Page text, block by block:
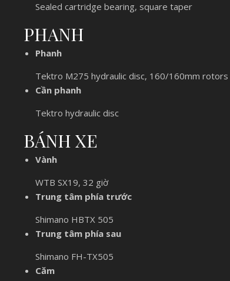
Sealed cartridge bearing, square taper
PHANH
Phanh
Tektro M275 hydraulic disc, 160/160mm rotors
Cần phanh
Tektro hydraulic disc
BÁNH XE
Vành
WTB SX19, 32 giờ
Trung tâm phía trước
Shimano HBTX 505
Trung tâm phía sau
Shimano FH-TX505
Căm